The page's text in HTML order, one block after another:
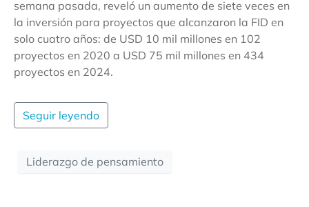
semana pasada, reveló un aumento de siete veces en
la inversión para proyectos que alcanzaron la FID en
solo cuatro años: de USD 10 mil millones en 102
proyectos en 2020 a USD 75 mil millones en 434
proyectos en 2024.
Seguir leyendo
Liderazgo de pensamiento